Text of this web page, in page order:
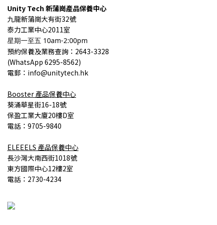
Unity Tech 新蒲崗產品保養中心
九龍新蒲崗大有街32號
泰力工業中心2011室
星期一至五 10am-2:00pm
預約保養及業務查詢 ：2643-3328
(WhatsApp 6295-8562)
電郵：info@unitytech.hk
Booster 產品保養中心
葵涌華星街16-18號
保盈工業大廈20樓D室
電話：9705-9840
ELEEELS 產品保養中心
長沙灣大南西街1018號
東方國際中心12樓2室
電話：2730-4234